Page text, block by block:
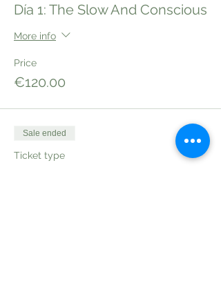
Día 1: The Slow And Conscious
More info
Price
€120.00
Sale ended
Ticket type